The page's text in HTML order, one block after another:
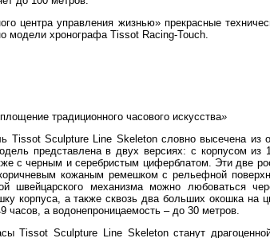
центра управления жизнью» прекрасные
модели хронографа Tissot Racing-Touch.
традиционного часового искусства»
Tissot Sculpture Line Skeleton словно высечена из
представлена в двух версиях: с корпусом из
с черным и серебристым циферблатом. Эти две
кожаным ремешком с рельефной
швейцарского механизма можно любоваться
корпуса, а также сквозь два больших окошка на
часов, а водонепроницаемость – до 30 метров.
Tissot Sculpture Line Skeleton станут